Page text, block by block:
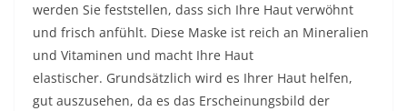
werden Sie feststellen, dass sich Ihre Haut verwöhnt
und frisch anfühlt. Diese Maske ist reich an Mineralien
und Vitaminen und macht Ihre Haut
elastischer. Grundsätzlich wird es Ihrer Haut helfen,
gut auszusehen, da es das Erscheinungsbild der